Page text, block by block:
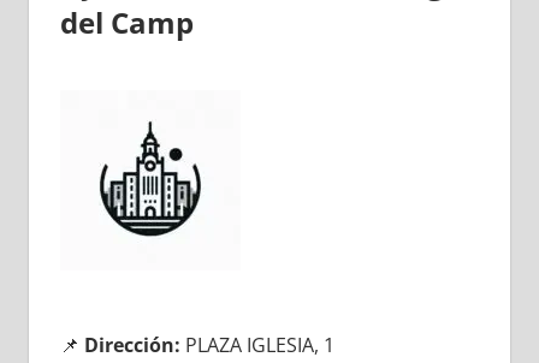
del Camp
📌 Dirección: PLAZA IGLESIA, 1